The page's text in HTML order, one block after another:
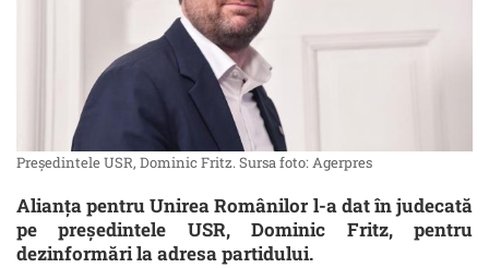
Președintele USR, Dominic Fritz. Sursa foto: Agerpres
Alianţa pentru Unirea Românilor l-a dat în judecată
pe preşedintele USR, Dominic Fritz, pentru
dezinformări la adresa partidului.